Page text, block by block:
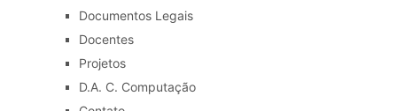
Documentos Legais
Docentes
Projetos
D.A. C. Computação